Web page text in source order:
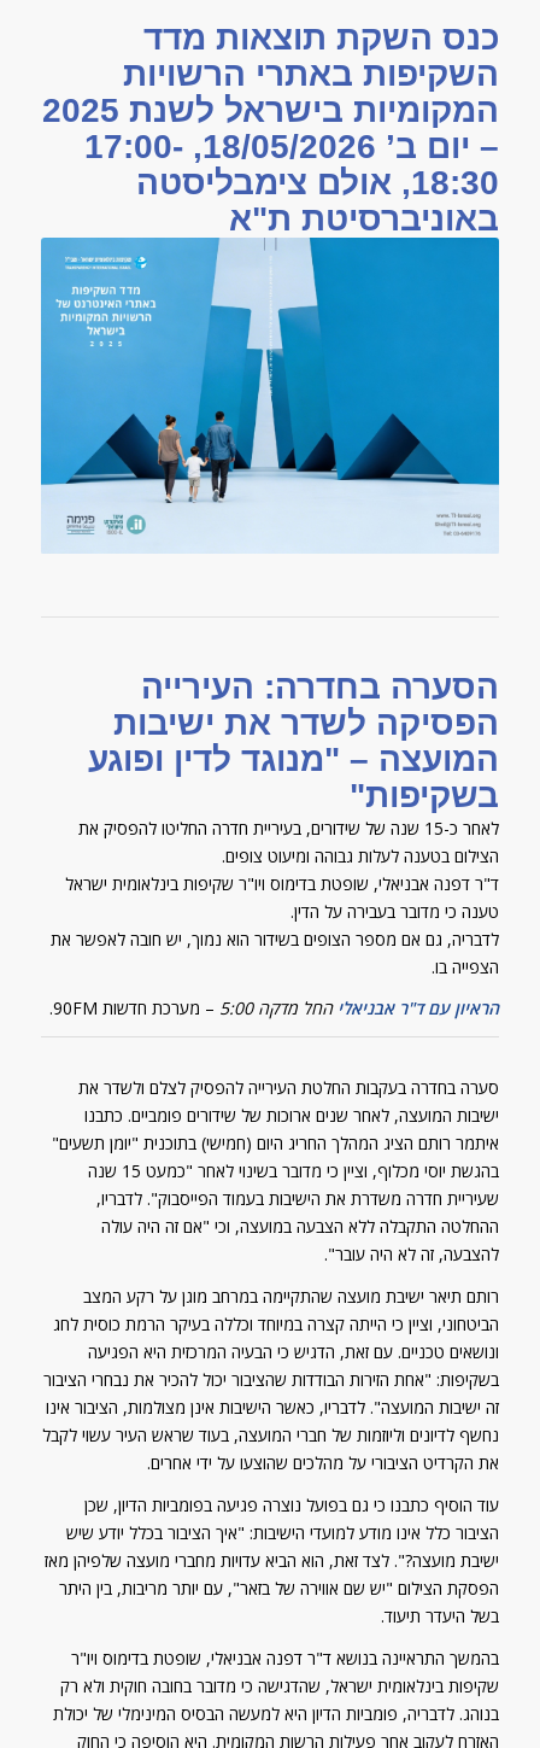
כנס השקת תוצאות מדד
השקיפות באתרי הרשויות
המקומיות בישראל לשנת 2025
– יום ב’ 18/05/2026, 17:00-
18:30, אולם צימבליסטה
באוניברסיטת ת"א
הסערה בחדרה: העירייה
הפסיקה לשדר את ישיבות
המועצה – "מנוגד לדין ופוגע
בשקיפות"
לאחר כ-15 שנה של שידורים, בעיריית חדרה החליטו להפסיק את
הצילום בטענה לעלות גבוהה ומיעוט צופים.
ד"ר דפנה אבניאלי, שופטת בדימוס ויו"ר שקיפות בינלאומית ישראל
טענה כי מדובר בעבירה על הדין.
לדבריה, גם אם מספר הצופים בשידור הוא נמוך, יש חובה לאפשר את
הצפייה בו.
ישיבות המועצה, לאחר שנים ארוכות של שידורים פומביים. כתבנו
איתמר רותם הציג המהלך החריג היום (חמישי) בתוכנית "יומן תשעים"
בהגשת יוסי מכלוף, וציין כי מדובר בשינוי לאחר "כמעט 15 שנה
שעיריית חדרה משדרת את הישיבות בעמוד הפייסבוק". לדבריו,
ההחלטה התקבלה ללא הצבעה במועצה, וכי "אם זה היה עולה
להצבעה, זה לא היה עובר".
הביטחוני, וציין כי הייתה קצרה במיוחד וכללה בעיקר הרמת כוסית לחג
ונושאים טכניים. עם זאת, הדגיש כי הבעיה המרכזית היא הפגיעה
בשקיפות: "אחת הזירות הבודדות שהציבור יכול להכיר את נבחרי הציבור
זה ישיבות המועצה". לדבריו, כאשר הישיבות אינן מצולמות, הציבור אינו
נחשף לדיונים וליוזמות של חברי המועצה, בעוד שראש העיר עשוי לקבל
את הקרדיט הציבורי על מהלכים שהוצעו על ידי אחרים.
הציבור כלל אינו מודע למועדי הישיבות: "איך הציבור בכלל יודע שיש
ישיבת מועצה?". לצד זאת, הוא הביא עדויות מחברי מועצה שלפיהן מאז
הפסקת הצילום "יש שם אווירה של בזאר", עם יותר מריבות, בין היתר
בשל היעדר תיעוד.
שקיפות בינלאומית ישראל, שהדגישה כי מדובר בחובה חוקית ולא רק
בנוהג. לדבריה, פומביות הדיון היא למעשה הבסיס המינימלי של יכולת
האזרח לעקוב אחר פעילות הרשות המקומית. היא הוסיפה כי החוק